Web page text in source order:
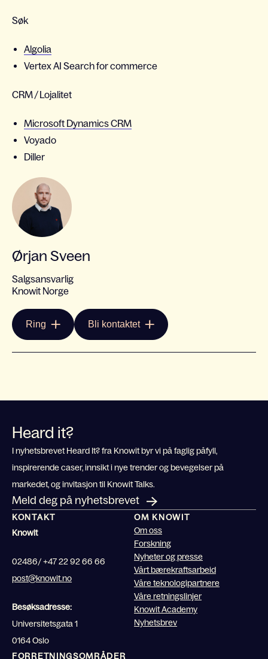
Søk
Algolia
Vertex AI Search for commerce
CRM / Lojalitet
Microsoft Dynamics CRM
Voyado
Diller
Ørjan Sveen
Salgsansvarlig
Knowit Norge
Ring Bli kontaktet
Heard it?
I nyhetsbrevet Heard It? fra Knowit byr vi på faglig påfyll,
inspirerende caser, innsikt i nye trender og bevegelser på
markedet, og invitasjon til Knowit Talks.
Meld deg på nyhetsbrevet
KONTAKT
Knowit
02486/ +47 22 92 66 66
post@knowit.no
Besøksadresse:
Universitetsgata 1
0164 Oslo
OM KNOWIT
Om oss
Forskning
Nyheter og presse
Vårt bærekraftsarbeid
Våre teknologipartnere
Våre retningslinjer
Knowit Academy
Nyhetsbrev
FORRETNINGSOMRÅDER